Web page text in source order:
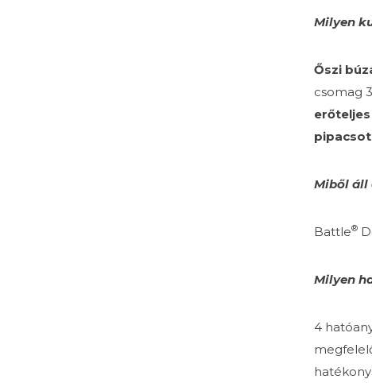
Milyen
Őszi
csomag
pipacsot
Miből áll
Battle®
Milyen
4